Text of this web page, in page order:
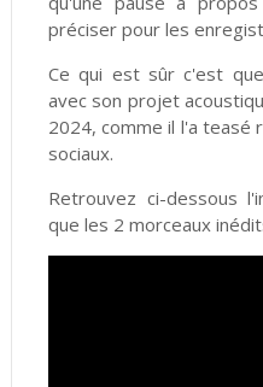
préciser pour les
Ce qui est sûr c'est
avec son projet
2024, comme il l'a teasé
sociaux.
Retrouvez ci-dessous
que les 2 morceaux